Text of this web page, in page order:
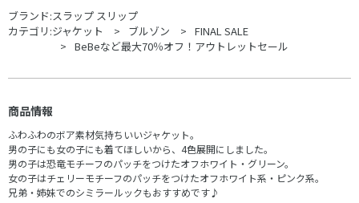
ブランド:スラップ スリップ
カテゴリ:ジャケット ブルゾン
FINAL SALE
BeBeなど最大70％オフ！アウトレットセール
商品情報
ふわふわのボア素材気持ちいいジャケット。
男の子にも女の子にも着てほしいから、4色展開にしました。
男の子は恐竜モチーフのパッチをつけたオフホワイト・グリーン。
女の子はチェリーモチーフのパッチをつけたオフホワイト系・ピンク系。
兄弟・姉妹でのシミラールックもおすすめです♪